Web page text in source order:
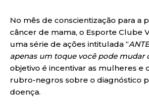
No mês de conscientização para a
câncer de mama, o Esporte Clube
uma série de ações intitulada “
apenas um toque você pode mudar
objetivo é incentivar as mulheres e
rubro-negros sobre o diagnóstico
doença.